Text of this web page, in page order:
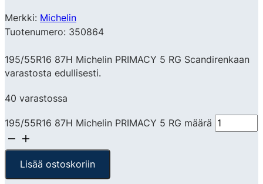
Merkki: Michelin
Tuotenumero: 350864
195/55R16 87H Michelin PRIMACY 5 RG Scandirenkaan
varastosta edullisesti.
40 varastossa
195/55R16 87H Michelin PRIMACY 5 RG määrä
Lisää ostoskoriin